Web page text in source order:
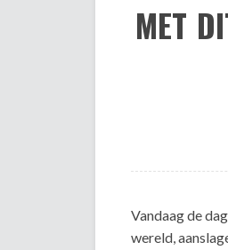
MET
Vandaag de
wereld,